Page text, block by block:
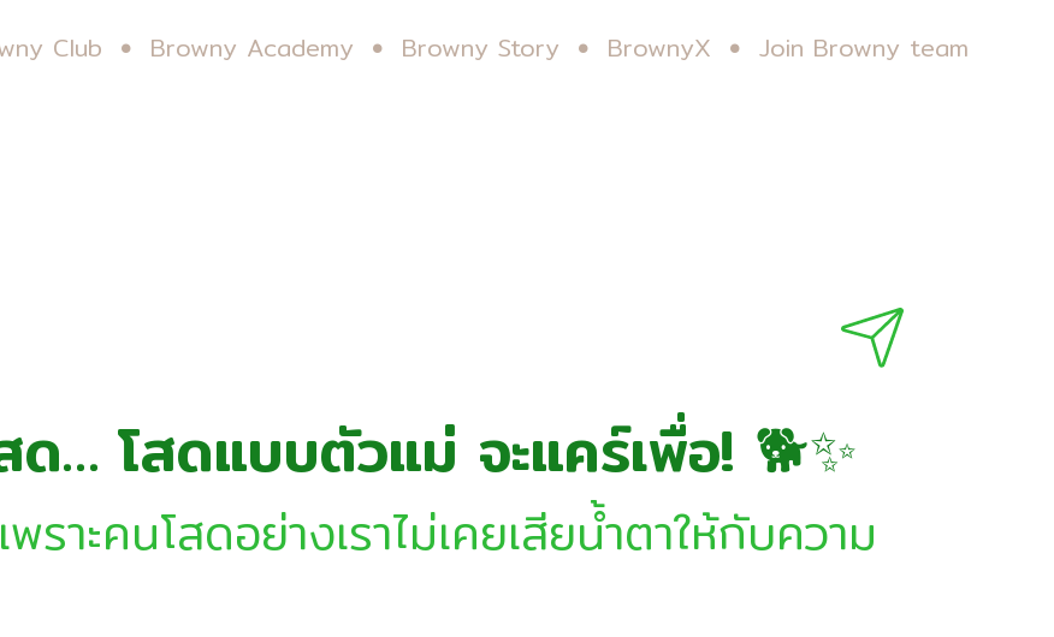
Club Browny Academy Browny Story BrownyX Join Browny team
ด… โสดแบบตัวแม่ จะแคร์เพื่อ! 🐕✨
าะคนโสดอย่างเราไม่เคยเสียน้ำตาให้กับความ